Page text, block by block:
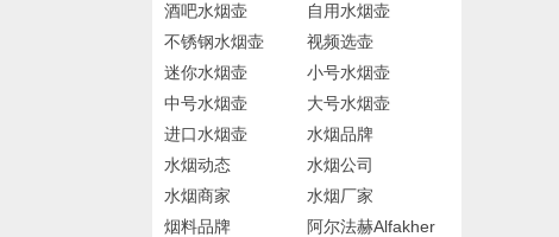
酒吧水烟壶
自用水烟壶
不锈钢水烟壶
视频选壶
迷你水烟壶
小号水烟壶
中号水烟壶
大号水烟壶
进口水烟壶
水烟品牌
水烟动态
水烟公司
水烟商家
水烟厂家
烟料品牌
阿尔法赫Alfakher